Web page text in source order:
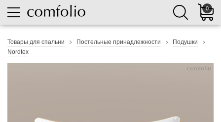
0
Товары для спальни Постельные принадлежности
Подушки
Nordtex